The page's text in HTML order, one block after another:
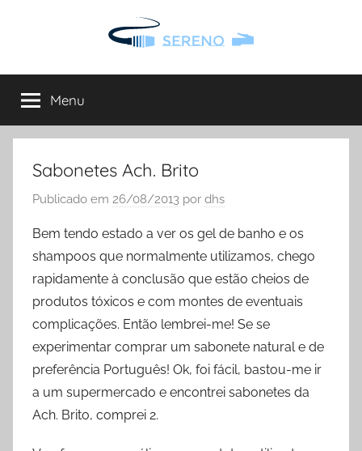
conteúdo
Sereno
onde
pode
encontrar
todo
informação
interesse
Menu
Sabonetes Ach. Brito
Publicado em 26/08/2013 por dhs
Bem tendo estado a ver os gel de banho e os
shampoos que normalmente utilizamos, chego
rapidamente à conclusão que estão cheios de
produtos tóxicos e com montes de eventuais
complicações. Então lembrei-me! Se se
experimentar comprar um sabonete natural e de
preferência Português! Ok, foi fácil, bastou-me ir
a um supermercado e encontrei sabonetes da
Ach. Brito, comprei 2.